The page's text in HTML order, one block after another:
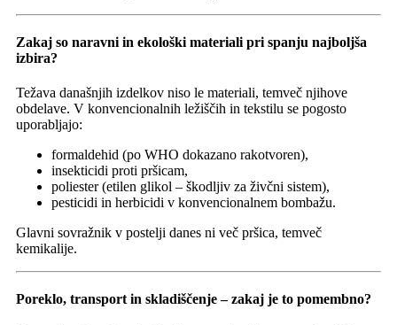
Zakaj so naravni in ekološki materiali pri spanju najboljša
izbira?
Težava današnjih izdelkov niso le materiali, temveč njihove
obdelave. V konvencionalnih ležiščih in tekstilu se pogosto
uporabljajo:
formaldehid (po WHO dokazano rakotvoren),
insekticidi proti pršicam,
poliester (etilen glikol – škodljiv za živčni sistem),
pesticidi in herbicidi v konvencionalnem bombažu.
Glavni sovražnik v postelji danes ni več pršica, temveč
kemikalije.
Poreklo, transport in skladiščenje – zakaj je to pomembno?